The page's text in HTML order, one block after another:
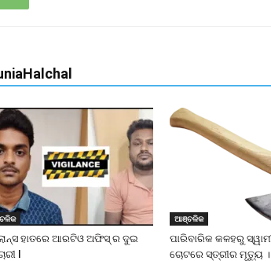
ହାତରେ ଆରଟିଓ ଅଫିସ୍ ର ଦୁଇ
l
ଆଞ୍ଚଳିକ
ପାରିବାରିକ କଳହରୁ
ଚୋଟରେ ସ୍ତ୍ରୀର ମୃତ୍ୟୁ ।